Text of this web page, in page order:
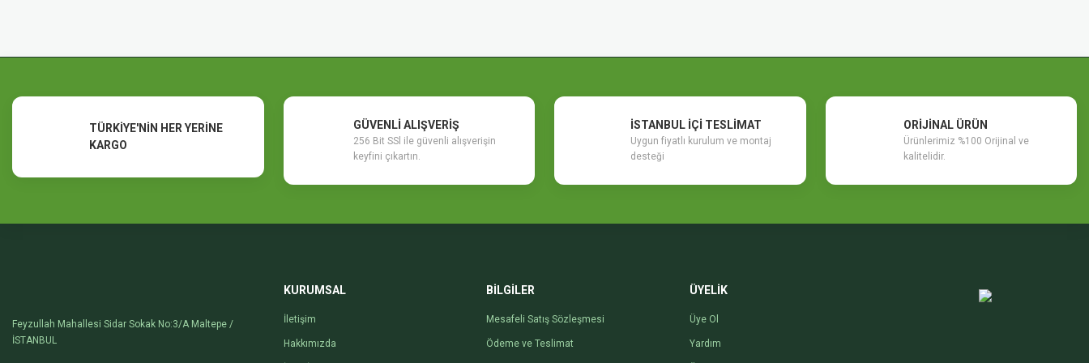
Gönder
TÜRKİYE'NİN HER YERİNE
KARGO
GÜVENLİ ALIŞVERİŞ
256 Bit SSl ile güvenli alışverişin
keyfini çıkartın.
İSTANBUL İÇİ TESLİMAT
Uygun fiyatlı kurulum ve montaj
desteği
ORİJİNAL ÜRÜN
Ürünlerimiz %100 Orijinal ve
kalitelidir.
Feyzullah Mahallesi Sidar Sokak No:3/A Maltepe /
İSTANBUL
KURUMSAL
İletişim
Hakkımızda
BİLGİLER
Mesafeli Satış Sözleşmesi
Ödeme ve Teslimat
ÜYELİK
Üye Ol
Yardım